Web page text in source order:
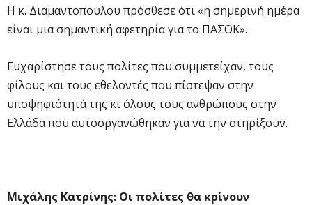
Η κ. Διαμαντοπούλου πρόσθεσε ότι «η σημερινή ημέρα
είναι μια σημαντική αφετηρία για το ΠΑΣΟΚ».
Ευχαρίστησε τους πολίτες που συμμετείχαν, τους
φίλους και τους εθελοντές που πίστεψαν στην
υποψηφιότητά της κι όλους τους ανθρώπους στην
Ελλάδα που αυτοοργανώθηκαν για να την στηρίξουν.
Μιχάλης Κατρίνης: Οι πολίτες θα κρίνουν